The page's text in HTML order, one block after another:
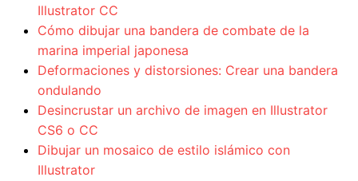
Illustrator CC
Cómo dibujar una bandera de combate de la
marina imperial japonesa
Deformaciones y distorsiones: Crear una bandera
ondulando
Desincrustar un archivo de imagen en Illustrator
CS6 o CC
Dibujar un mosaico de estilo islámico con
Illustrator